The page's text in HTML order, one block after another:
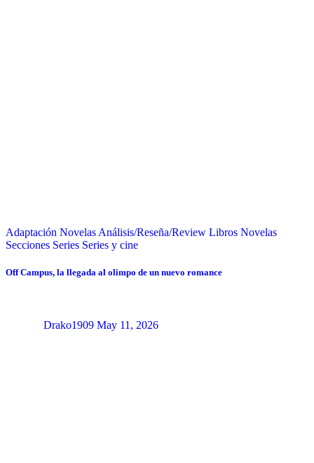
Adaptación Novelas Análisis/Reseña/Review Libros Novelas
Secciones Series Series y cine
Off Campus, la llegada al olimpo de un nuevo romance
Drako1909 May 11, 2026